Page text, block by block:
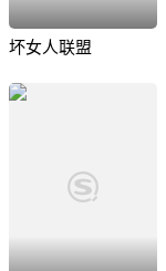
坏女人联盟